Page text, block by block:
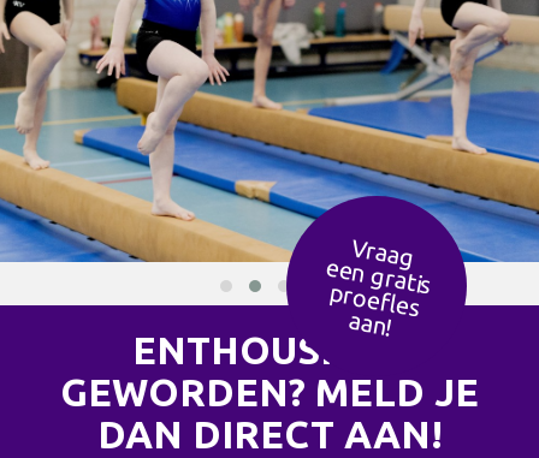
Vraag
een g
ratis
p
ro
efles
aan!
ENTHOUSIAST
GEWORDEN? MELD JE
DAN DIRECT AAN!